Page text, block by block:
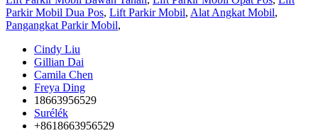
Parkir Mobil Dua Pos, Lift Parkir Mobil, Alat Angkat Mobil,
Pangangkat Parkir Mobil,
Cindy Liu
Gillian Dai
Camila Chen
Freya Ding
18663956529
Surélék
+8618663956529